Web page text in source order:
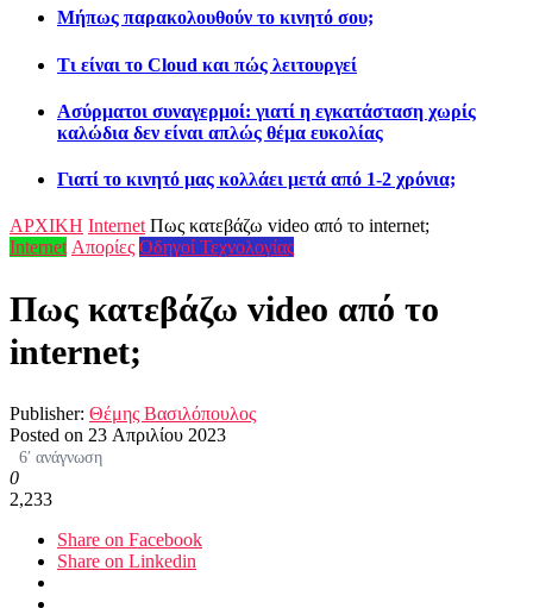
Μήπως παρακολουθούν το κινητό σου;
Τι είναι το Cloud και πώς λειτουργεί
Ασύρματοι συναγερμοί: γιατί η εγκατάσταση χωρίς
καλώδια δεν είναι απλώς θέμα ευκολίας
Γιατί το κινητό μας κολλάει μετά από 1-2 χρόνια;
ΑΡΧΙΚΗ Internet Πως κατεβάζω video από το internet;
Internet Απορίες Οδηγοί Τεχνολογίας
Πως κατεβάζω video από το
internet;
Publisher: Θέμης Βασιλόπουλος
Posted on 23 Απριλίου 2023
6′ ανάγνωση
0
2,233
Share on Facebook
Share on Linkedin